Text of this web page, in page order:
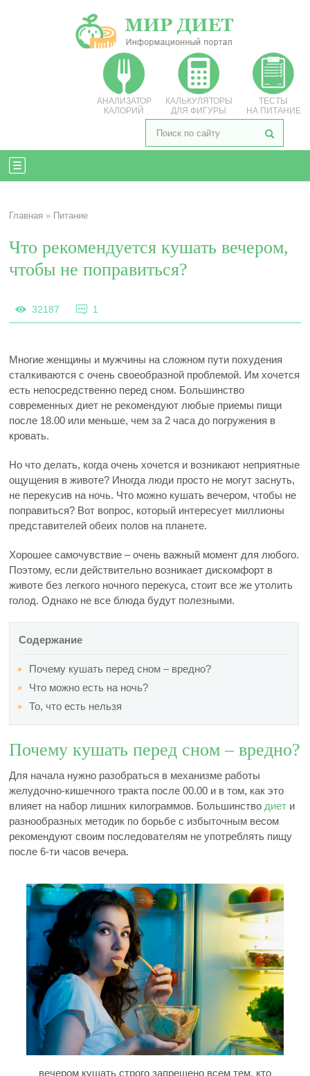
АНАЛИЗАТОР
КАЛОРИЙ
КАЛЬКУЛЯТОРЫ
ДЛЯ ФИГУРЫ
ТЕСТЫ
НА ПИТАНИЕ
Главная » Питание
Что рекомендуется кушать вечером,
чтобы не поправиться?
32187 1
Многие женщины и мужчины на сложном пути похудения
сталкиваются с очень своеобразной проблемой. Им хочется
есть непосредственно перед сном. Большинство
современных диет не рекомендуют любые приемы пищи
после 18.00 или меньше, чем за 2 часа до погружения в
кровать.
Но что делать, когда очень хочется и возникают неприятные
ощущения в животе? Иногда люди просто не могут заснуть,
не перекусив на ночь. Что можно кушать вечером, чтобы не
поправиться? Вот вопрос, который интересует миллионы
представителей обеих полов на планете.
Хорошее самочувствие – очень важный момент для любого.
Поэтому, если действительно возникает дискомфорт в
животе без легкого ночного перекуса, стоит все же утолить
голод. Однако не все блюда будут полезными.
Содержание
Почему кушать перед сном – вредно?
Что можно есть на ночь?
То, что есть нельзя
Почему кушать перед сном – вредно?
Для начала нужно разобраться в механизме работы
желудочно-кишечного тракта после 00.00 и в том, как это
влияет на набор лишних килограммов. Большинство диет и
разнообразных методик по борьбе с избыточным весом
рекомендуют своим последователям не употреблять пищу
после 6-ти часов вечера.
вечером кушать строго запрещено всем тем, кто